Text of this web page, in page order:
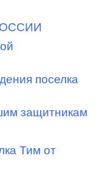
поселка
защитникам
Тим от